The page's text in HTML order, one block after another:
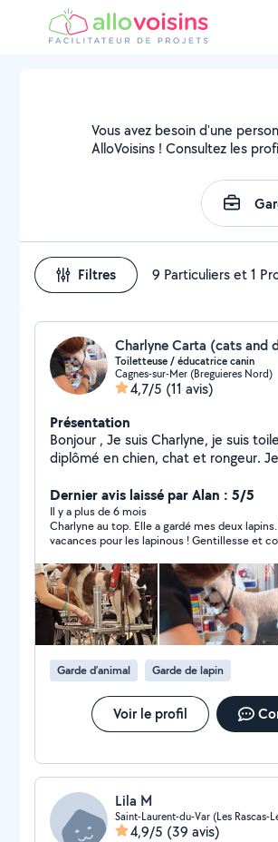
Vous avez besoin d'une
AlloVoisins ! Consultez les
Filtres 9 Particuliers et 1
Toiletteuse / éducatrice canin
Cagnes-sur-Mer (Breguieres Nord)
4,7/5 (11 avis)
Présentation
Bonjour , Je suis Charlyne, je suis toiletteuse canin
diplômé en chien, chat et rongeur. Je suis éducatrice
gardiennage pour animaux si besoin
à l'appuie. Je suis photographe pour
souhaitant des clichés de leurs
discuter
Dernier avis laissé par Alan : 5/5
Il y a plus de 6 mois
Charlyne au top. Elle a gardé mes deux
vacances pour les lapinous ! Gentillesse et
Garde d’animal Garde de lapin
Voir le profil
Lila M
4,9/5 (39 avis)